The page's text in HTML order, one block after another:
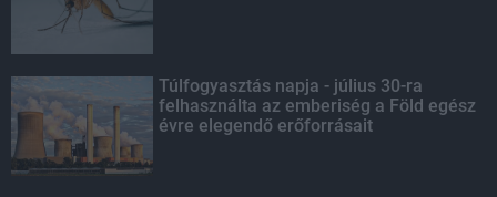
Túlfogyasztás napja - július 30-ra
felhasználta az emberiség a Föld egész
évre elegendő erőforrásait